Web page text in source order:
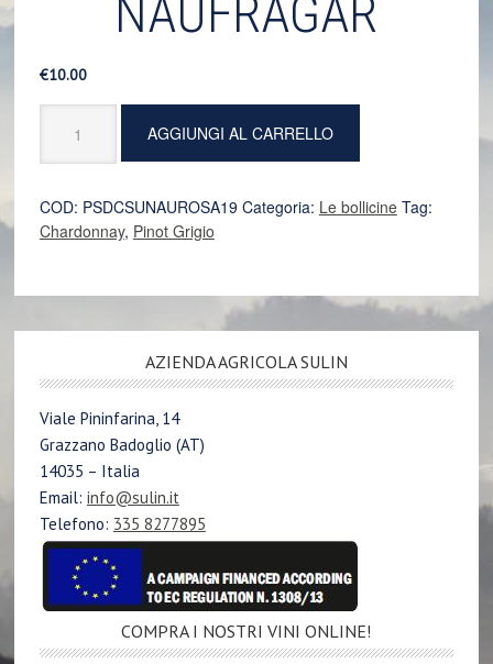
NAUFRAGAR
€10.00
Naufragar
AGGIUNGI AL CARRELLO
COD: PSDCSUNAUROSA19 Categoria: Le bollicine Tag:
Chardonnay, Pinot Grigio
AZIENDA AGRICOLA SULIN
Viale Pininfarina, 14
Grazzano Badoglio (AT)
14035 – Italia
Email: info@sulin.it
Telefono: 335 8277895
COMPRA I NOSTRI VINI ONLINE!